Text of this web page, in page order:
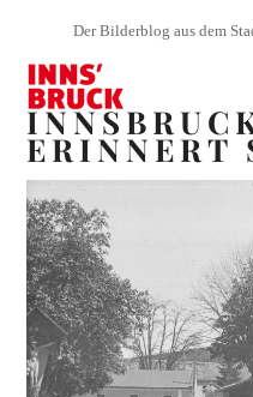
Der Bilderblog aus dem
ERINNERT